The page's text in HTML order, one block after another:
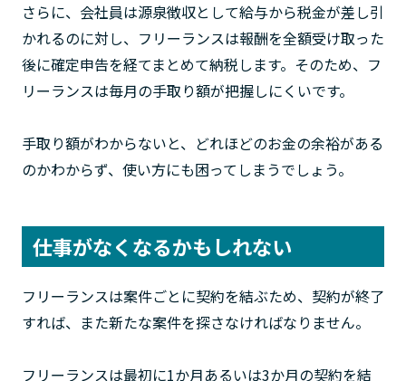
さらに、会社員は源泉徴収として給与から税金が差し引
かれるのに対し、フリーランスは報酬を全額受け取った
後に確定申告を経てまとめて納税します。そのため、フ
リーランスは毎月の手取り額が把握しにくいです。
手取り額がわからないと、どれほどのお金の余裕がある
のかわからず、使い方にも困ってしまうでしょう。
仕事がなくなるかもしれない
フリーランスは案件ごとに契約を結ぶため、契約が終了
すれば、また新たな案件を探さなければなりません。
フリーランスは最初に1か月あるいは3か月の契約を結